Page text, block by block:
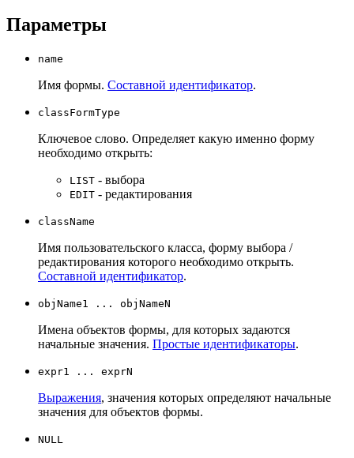
Параметры
name
Имя формы. Составной идентификатор.
classFormType
Ключевое слово. Определяет какую именно форму
необходимо открыть:
LIST - выбора
EDIT - редактирования
className
Имя пользовательского класса, форму выбора /
редактирования которого необходимо открыть.
Составной идентификатор.
objName1 ... objNameN
Имена объектов формы, для которых задаются
начальные значения. Простые идентификаторы.
expr1 ... exprN
Выражения, значения которых определяют начальные
значения для объектов формы.
NULL